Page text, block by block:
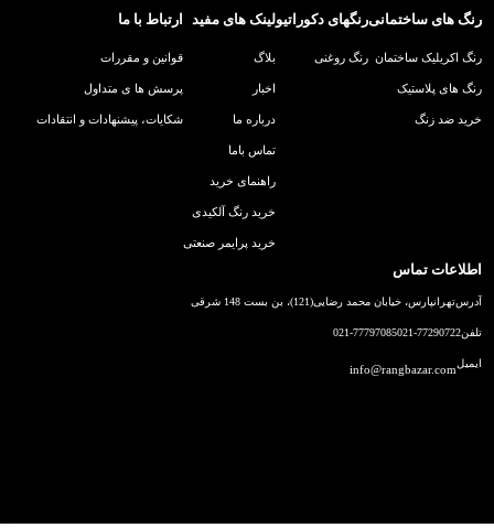
رنگ های ساختمانی
رنگ اکریلیک ساختمان
رنگ های پلاستیک
خرید ضد زنگ
رنگهای دکوراتیو
رنگ روغنی
لینک های مفید
بلاگ
اخبار
درباره ما
تماس باما
راهنمای خرید
خرید رنگ آلکیدی
خرید پرایمر صنعتی
ارتباط با ما
قوانین و مقررات
پرسش ها ی متداول
شکایات، پیشنهادات و انتقادات
اطلاعات تماس
آدرستهرانپارس، خیابان محمد رضایی(121)، بن بست 148 شرقی
تلفن021-77290722
021-77797085
ایمیلinfo@rangbazar.com